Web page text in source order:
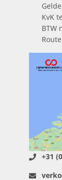
KvK
BTW
+31